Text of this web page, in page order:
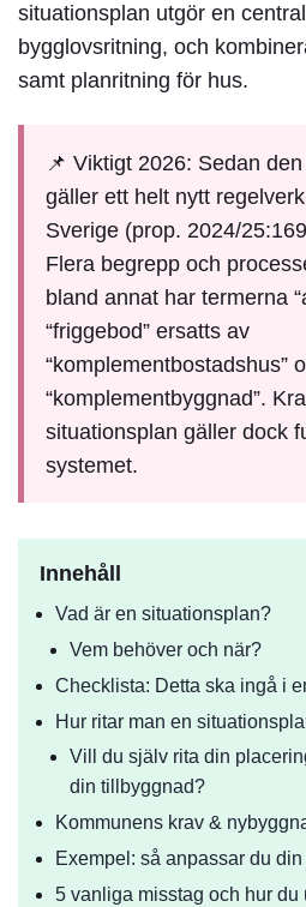
situationsplan utgör en
bygglovsritning, och
samt planritning för hus.
📌 Viktigt 2026: Sedan
gäller ett helt nytt
Sverige (prop. 2024/
Flera begrepp och
bland annat har termerna
“friggebod” ersatts av
“komplementbostadshus”
“komplementbyggnad”.
situationsplan gäller dock
systemet.
Innehåll
Vad är en situationsplan?
Vem behöver och när?
Checklista: Detta ska ingå i
Hur ritar man en
Vill du själv rita din
din tillbyggnad?
Kommunens krav &
Exempel: så anpassar du
5 vanliga misstag och hur du